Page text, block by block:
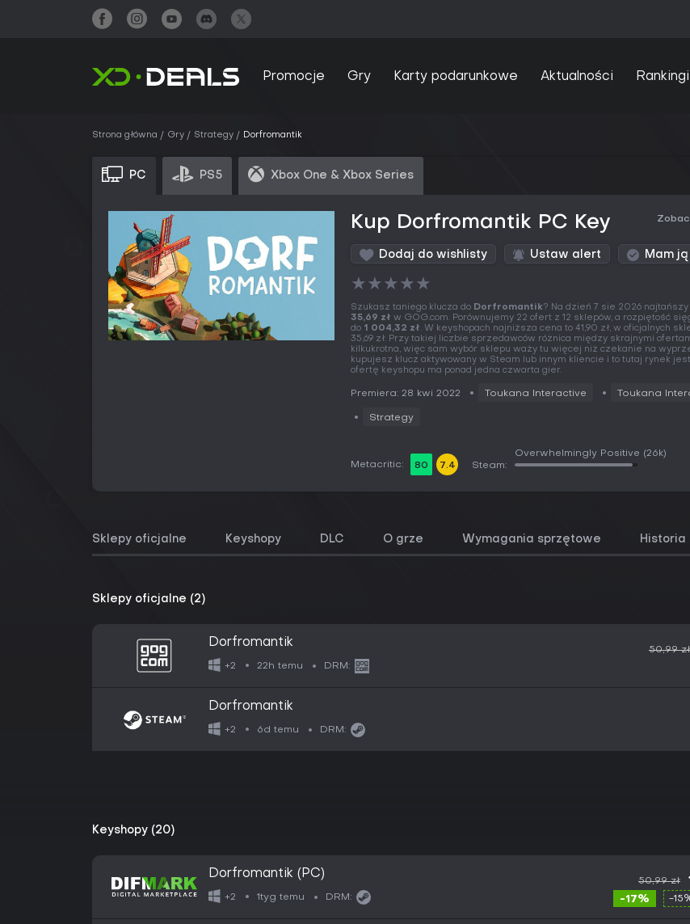
Promocje Gry Karty podarunkowe Aktualności Rankingi
Strona główna Gry Strategy Dorfromantik
PC PS5 Xbox One & Xbox Series
Kup Dorfromantik PC Key
Dodaj do wishlisty Ustaw alert Mam ją
★★★★★
Szukasz taniego klucza do Dorfromantik? Na dzień 7 sie 2026
35,69 zł w GOG.com. Porównujemy 22 ofert z 12 sklepów, a rozpiętość
do 1 004,32 zł. W keyshopach najniższa cena to 41,90 zł, w oficjalnych
35,69 zł. Przy takiej liczbie sprzedawców różnica między skrajnymi
kilkukrotna, więc sam wybór sklepu waży tu więcej niż czekanie na
kupujesz klucz aktywowany w Steam lub innym kliencie i to tutaj rynek
ofertę keyshopu ma ponad jedna czwarta gier.
Premiera: 28 kwi 2022 Toukana Interactive Toukana
Strategy
Metacritic: 80 7.4 Steam:
Overwhelmingly Positive (26k)
Sklepy oficjalne Keyshopy DLC O grze Wymagania sprzętowe Historia
Sklepy oficjalne (2)
Dorfromantik
+2 22h temu DRM:
50,99 zł
Dorfromantik
+2 6d temu DRM:
Keyshopy (20)
Dorfromantik (PC)
+2 1tyg temu DRM:
50,99 zł
-17% -